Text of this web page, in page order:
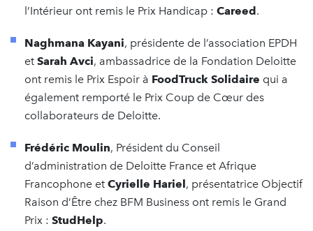
l’Intérieur ont remis le Prix Handicap : Careed.
Naghmana Kayani, présidente de l’association EPDH
et Sarah Avci, ambassadrice de la Fondation Deloitte
ont remis le Prix Espoir à FoodTruck Solidaire qui a
également remporté le Prix Coup de Cœur des
collaborateurs de Deloitte.
Frédéric Moulin, Président du Conseil
d’administration de Deloitte France et Afrique
Francophone et Cyrielle Hariel, présentatrice Objectif
Raison d’Être chez BFM Business ont remis le Grand
Prix : StudHelp.